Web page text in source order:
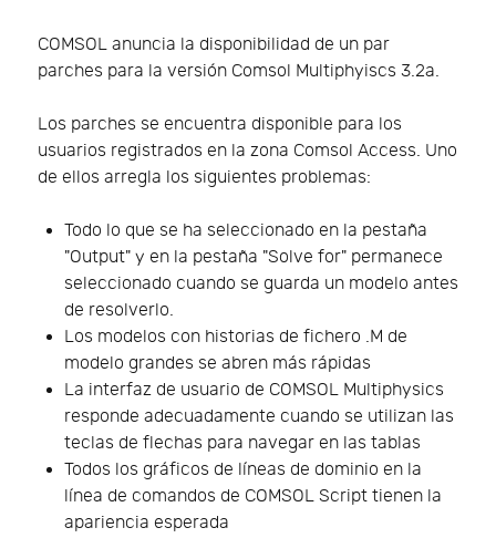
COMSOL anuncia la disponibilidad de un par
parches para la versión Comsol Multiphyiscs 3.2a.
Los parches se encuentra disponible para los
usuarios registrados en la zona Comsol Access. Uno
de ellos arregla los siguientes problemas:
Todo lo que se ha seleccionado en la pestaña
"Output" y en la pestaña "Solve for" permanece
seleccionado cuando se guarda un modelo antes
de resolverlo.
Los modelos con historias de fichero .M de
modelo grandes se abren más rápidas
La interfaz de usuario de COMSOL Multiphysics
responde adecuadamente cuando se utilizan las
teclas de flechas para navegar en las tablas
Todos los gráficos de líneas de dominio en la
línea de comandos de COMSOL Script tienen la
apariencia esperada